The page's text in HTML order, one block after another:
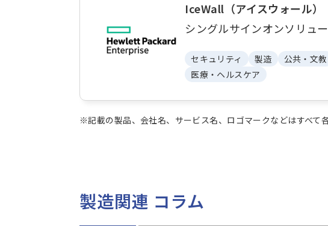
IceWall（アイスウォール）
シングルサインオンソリュ
セキュリティ 製造 公共・文教
医療・ヘルスケア
※記載の製品、会社名、サービス名、ロゴマークなどはすべて
製造関連 コラム